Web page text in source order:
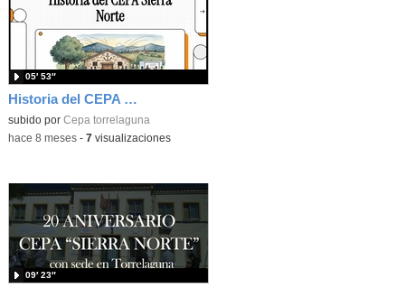
Historia del CEPA Sierra Norte
subido por Cepa torrelaguna
05′ 53″
-hace 8 meses- 7 visualizaciones
09′ 23″